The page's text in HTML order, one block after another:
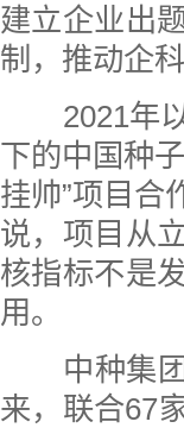
建立企业出
制，推动企
2021年
下的中国种
挂帅”项目合
说，项目从
核指标不是
用。
中种集
来，联合67